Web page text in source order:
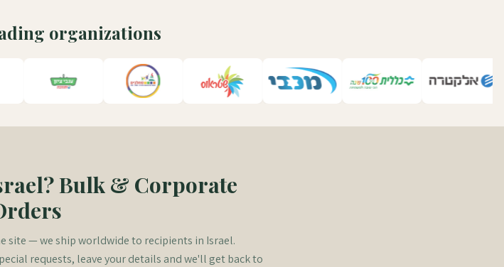
organizations
Bulk & Corporate
site — we ship worldwide to recipients in Israel.
requests, leave your details and we'll get back to